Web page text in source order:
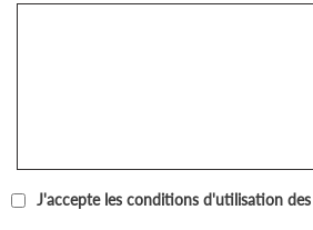
J'accepte les conditions d'utilisation